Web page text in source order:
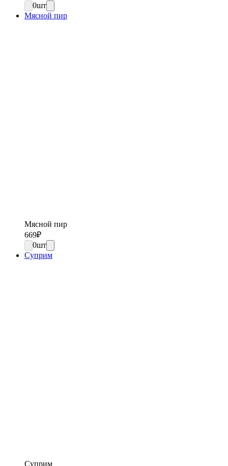
0шт
Мясной пир
Мясной пир
669₽
0шт
Суприм
Суприм